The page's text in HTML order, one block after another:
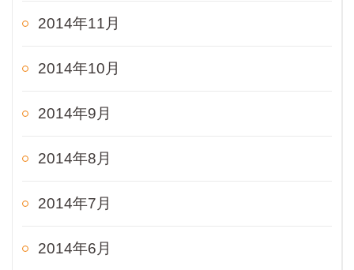
2014年11月
2014年10月
2014年9月
2014年8月
2014年7月
2014年6月